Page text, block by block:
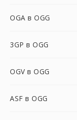
OGA в OGG
3GP в OGG
OGV в OGG
ASF в OGG